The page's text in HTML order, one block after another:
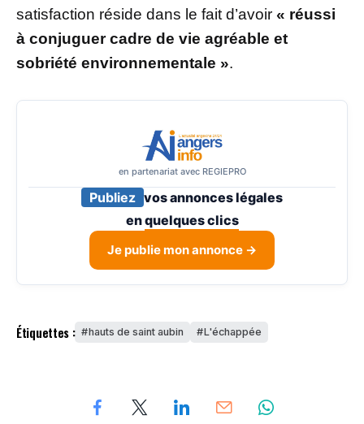
satisfaction réside dans le fait d’avoir « réussi
à conjuguer cadre de vie agréable et
sobriété environnementale ».
en partenariat avec REGIEPRO
Publiez vos annonces légales
enquelques clics
Je publie mon annonce →
Étiquettes : hauts de saint aubin L'échappée